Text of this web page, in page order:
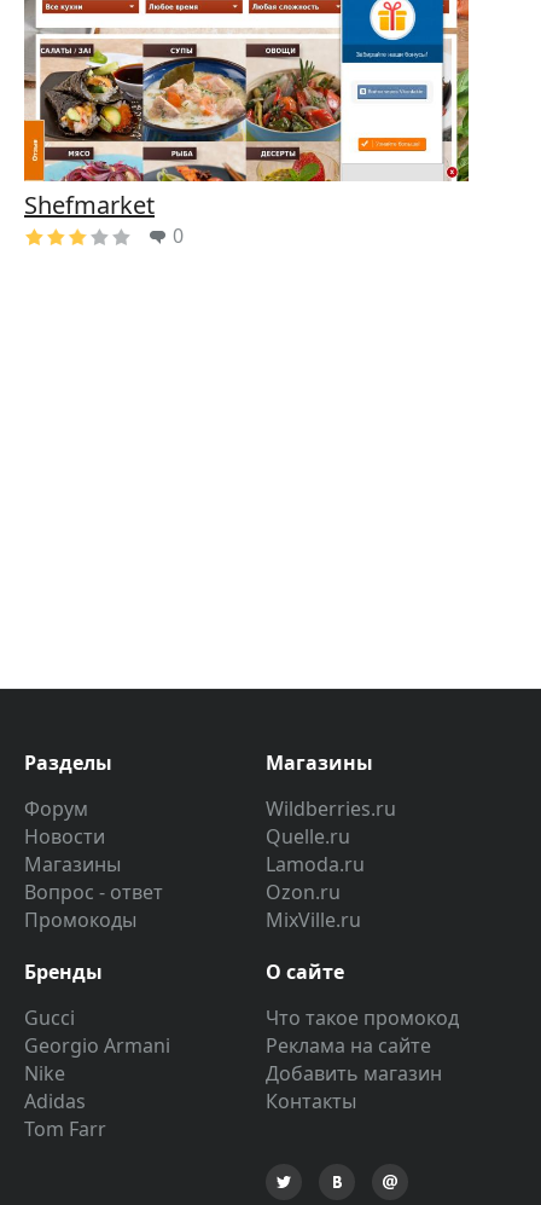
Shefmarket
0
Разделы
Форум
Новости
Магазины
Вопрос - ответ
Промокоды
Магазины
Wildberries.ru
Quelle.ru
Lamoda.ru
Ozon.ru
MixVille.ru
Бренды
Gucci
Georgio Armani
Nike
Adidas
Tom Farr
О сайте
Что такое промокод
Реклама на сайте
Добавить магазин
Контакты